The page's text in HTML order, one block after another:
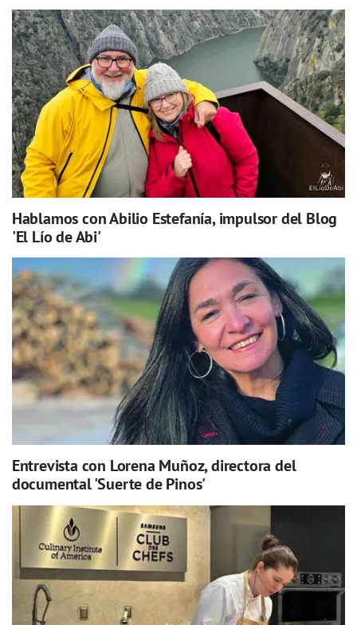
Hablamos con Abilio Estefanía, impulsor del Blog
'El Lío de Abi'
Entrevista con Lorena Muñoz, directora del
documental 'Suerte de Pinos'